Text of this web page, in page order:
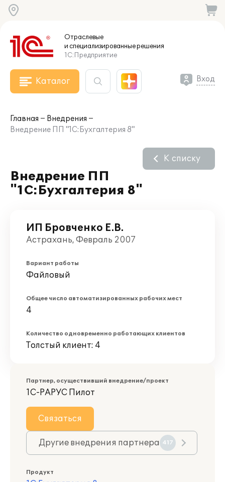
Отраслевые
и специализированныерешения
1С:Предприятие
Каталог Вход
Главная
Внедрения
Внедрение ПП "1С:Бухгалтерия 8"
Внедрение ПП
"1С:Бухгалтерия 8"
К списку
ИП Бровченко Е.В.
Астрахань, Февраль 2007
Вариант работы
Файловый
Общее число автоматизированных рабочих мест
4
Количество одновременно работающих клиентов
Толстый клиент: 4
Партнер, осуществивший внедрение/проект
1С-РАРУС Пилот
Связаться
Другие внедрения партнера 417
Продукт